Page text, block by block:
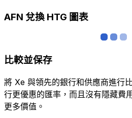
AFN 兌換 HTG 圖表
比較並保存
將 Xe 與領先的銀行和供應商進行
行更優惠的匯率，而且沒有隱藏費
更多價值。